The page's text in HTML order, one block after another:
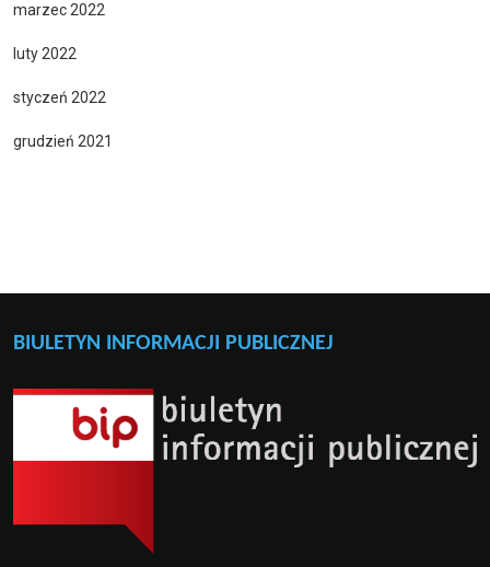
marzec 2022
luty 2022
styczeń 2022
grudzień 2021
BIULETYN INFORMACJI PUBLICZNEJ